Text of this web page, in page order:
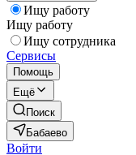
Ищу работу
Ищу работу
Ищу сотрудника
Сервисы
Помощь
Ещё
Поиск
Бабаево
Войти